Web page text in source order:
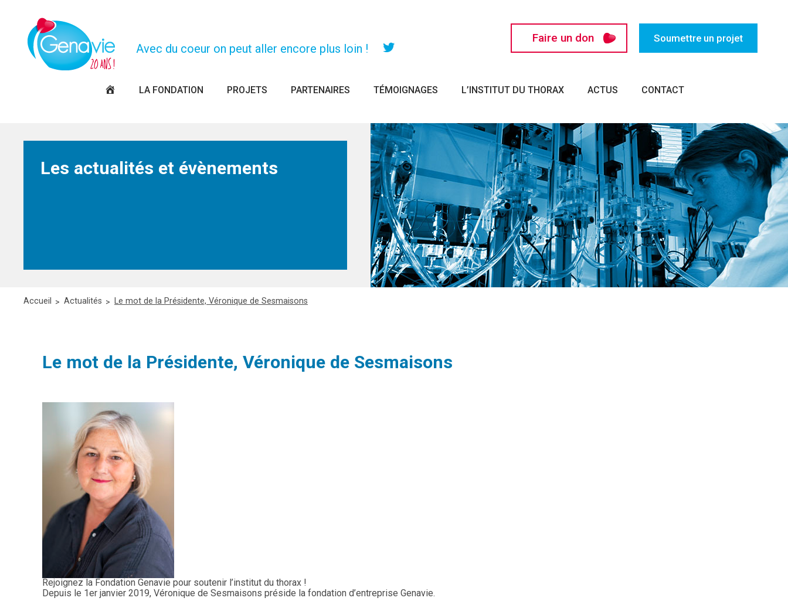
Avec du coeur on peut aller encore plus loin !
Faire un don Soumettre un projet
LA FONDATION PROJETS PARTENAIRES TÉMOIGNAGES L’INSTITUT DU THORAX ACTUS CONTACT
Les actualités et évènements
Accueil Actualités Le mot de la Présidente, Véronique de Sesmaisons
Le mot de la Présidente, Véronique de Sesmaisons
Rejoignez la Fondation Genavie pour soutenir l’institut du thorax !
Depuis le 1er janvier 2019, Véronique de Sesmaisons préside la fondation d’entreprise Genavie.